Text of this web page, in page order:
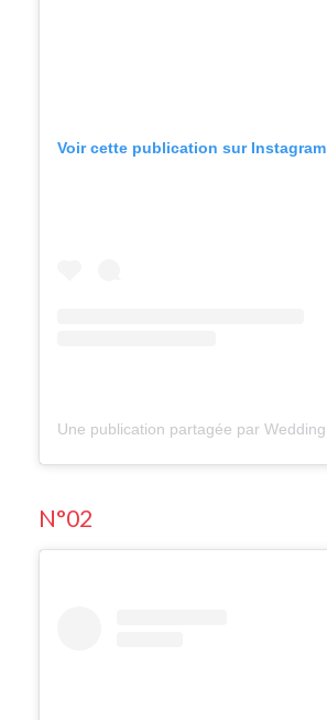
Voir cette publication sur Instagram
N°02